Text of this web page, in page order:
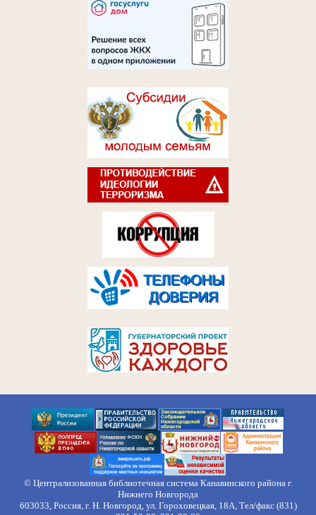
© Централизованная библиотечная система Канавинского района г.
Нижнего Новгорода
603033, Россия, г. Н. Новгород, ул. Гороховецкая, 18А, Тел/факс (831)